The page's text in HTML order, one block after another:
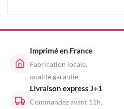
Imprimé en France
Fabrication locale,
qualité garantie
Livraison express J+1
Commandez avant 11h,